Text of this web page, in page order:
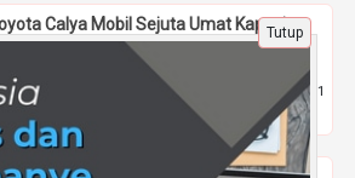
Calya Mobil Sejuta Umat Kapasitas
Harga Termurah
27 Jul 2024 |961
Tutup